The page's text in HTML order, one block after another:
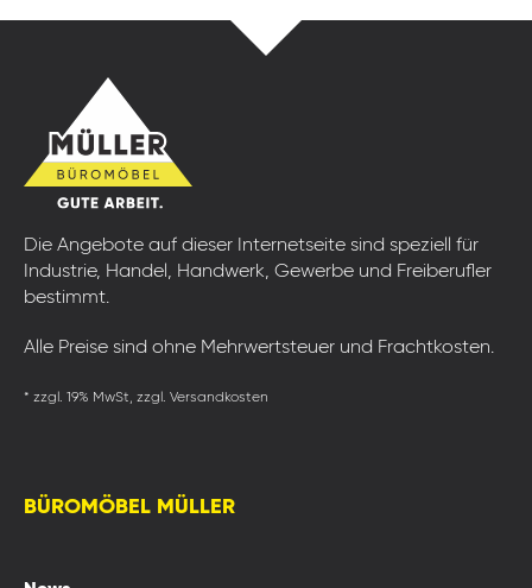
Die Angebote auf dieser Internetseite sind speziell für
Industrie, Handel, Handwerk, Gewerbe und Freiberufler
bestimmt.
Alle Preise sind ohne Mehrwertsteuer und Frachtkosten.
* zzgl. 19% MwSt, zzgl. Versandkosten
BÜROMÖBEL MÜLLER